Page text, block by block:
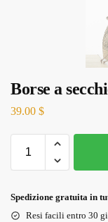
Borse a
39.00 $
Spedizione gratuita in
Resi facili entro 30